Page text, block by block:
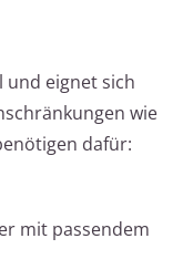
und eignet sich
wie
dafür:
mit passendem